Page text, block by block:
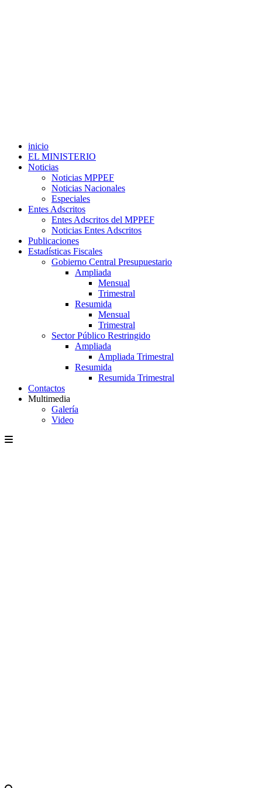
inicio
EL MINISTERIO
Noticias
Noticias MPPEF
Noticias Nacionales
Especiales
Entes Adscritos
Entes Adscritos del MPPEF
Noticias Entes Adscritos
Publicaciones
Estadísticas Fiscales
Gobierno Central Presupuestario
Ampliada
Mensual
Trimestral
Resumida
Mensual
Trimestral
Sector Público Restringido
Ampliada
Ampliada Trimestral
Resumida
Resumida Trimestral
Contactos
Multimedia
Galería
Video